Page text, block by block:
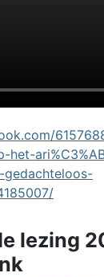
het-
gedachteloos-
lezing